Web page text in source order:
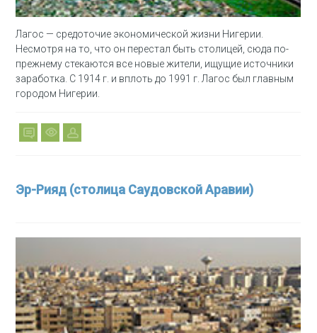
Лагос — средоточие экономической жизни Нигерии.
Несмотря на то, что он перестал быть столицей, сюда по-
прежнему стекаются все новые жители, ищущие источники
заработка. С 1914 г. и вплоть до 1991 г. Лагос был главным
городом Нигерии.
Эр-Рияд (столица Саудовской Аравии)